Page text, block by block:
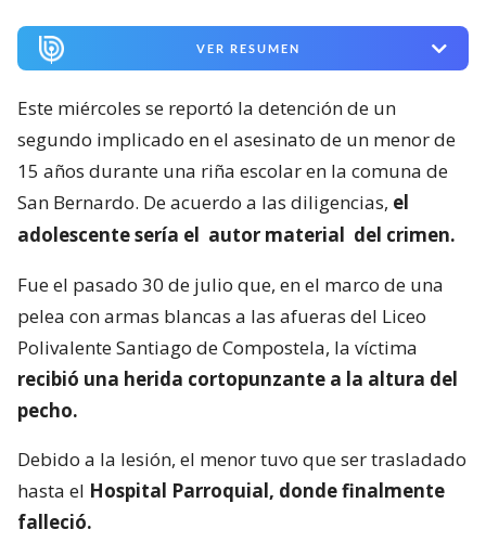
VER RESUMEN
Este miércoles se reportó la detención de un
segundo implicado en el asesinato de un menor de
15 años durante una riña escolar en la comuna de
San Bernardo. De acuerdo a las diligencias, el
adolescente sería el autor material del crimen.
Fue el pasado 30 de julio que, en el marco de una
pelea con armas blancas a las afueras del Liceo
Polivalente Santiago de Compostela, la víctima
recibió una herida cortopunzante a la altura del
pecho.
Debido a la lesión, el menor tuvo que ser trasladado
hasta el Hospital Parroquial, donde finalmente
falleció.